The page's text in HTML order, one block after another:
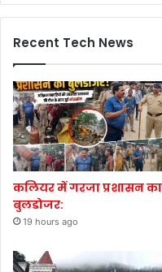
Recent Tech News
कलियर में गरजा प्रशासन का
बुलडोजर:
19 hours ago